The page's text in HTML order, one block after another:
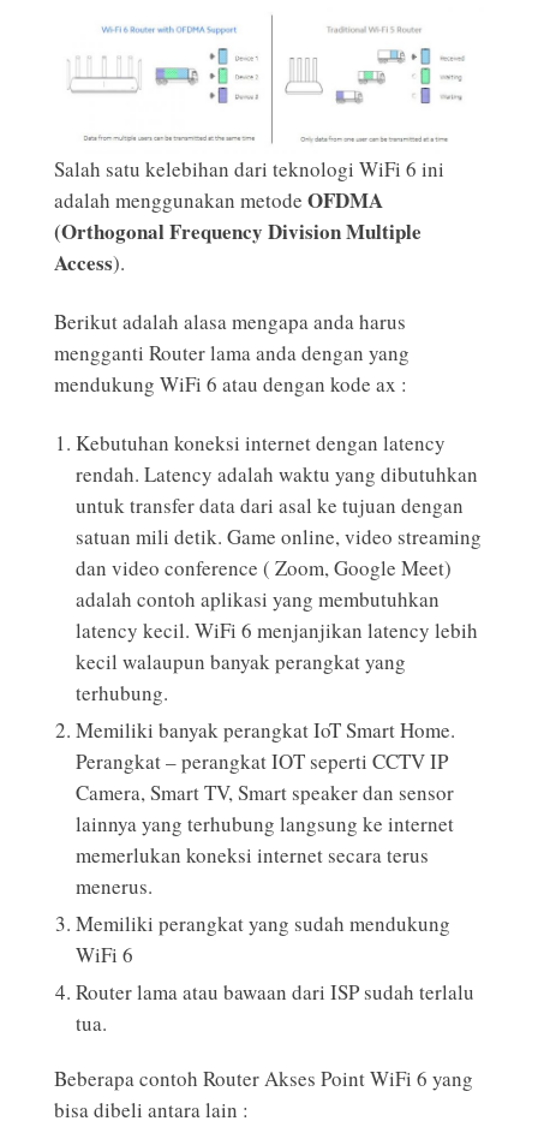
Salah satu kelebihan dari teknologi WiFi 6 ini
adalah menggunakan metode OFDMA
(Orthogonal Frequency Division Multiple
Access).
Berikut adalah alasa mengapa anda harus
mengganti Router lama anda dengan yang
mendukung WiFi 6 atau dengan kode ax :
Kebutuhan koneksi internet dengan latency
rendah. Latency adalah waktu yang dibutuhkan
untuk transfer data dari asal ke tujuan dengan
satuan mili detik. Game online, video streaming
dan video conference ( Zoom, Google Meet)
adalah contoh aplikasi yang membutuhkan
latency kecil. WiFi 6 menjanjikan latency lebih
kecil walaupun banyak perangkat yang
terhubung.
Memiliki banyak perangkat IoT Smart Home.
Perangkat – perangkat IOT seperti CCTV IP
Camera, Smart TV, Smart speaker dan sensor
lainnya yang terhubung langsung ke internet
memerlukan koneksi internet secara terus
menerus.
Memiliki perangkat yang sudah mendukung
WiFi 6
Router lama atau bawaan dari ISP sudah terlalu
tua.
Beberapa contoh Router Akses Point WiFi 6 yang
bisa dibeli antara lain :